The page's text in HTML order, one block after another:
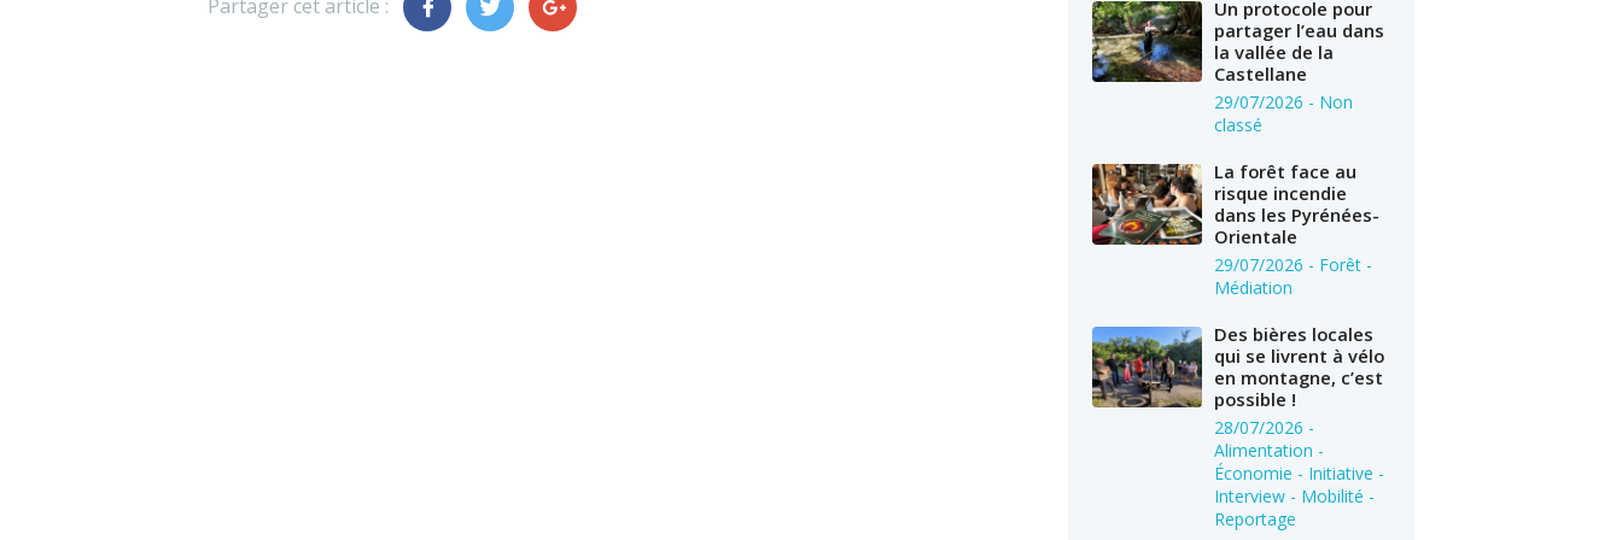
Partager cet article :
Un protocole pour
partager l’eau dans
la vallée de la
Castellane
29/07/2026 - Non
classé
La forêt face au
risque incendie
dans les Pyrénées-
Orientale
29/07/2026 - Forêt -
Médiation
Des bières locales
qui se livrent à vélo
en montagne, c’est
possible !
28/07/2026 -
Alimentation -
Économie - Initiative -
Interview - Mobilité -
Reportage